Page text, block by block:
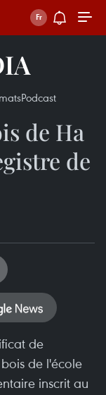
Podcast
de Ha
de
de
de l'école
inscrit au